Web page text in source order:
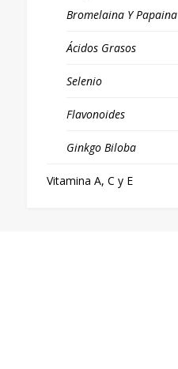
Bromelaina Y Papaina
Ácidos Grasos
Selenio
Flavonoides
Ginkgo Biloba
Vitamina A, C y E